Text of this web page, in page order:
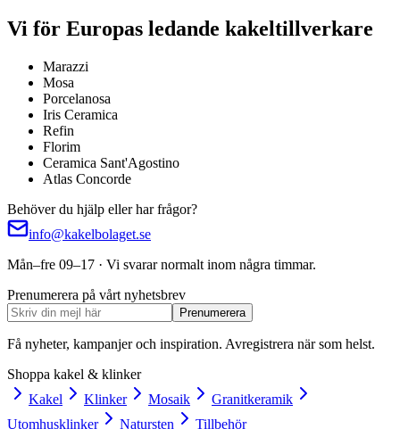
Vi för Europas ledande kakeltillverkare
Marazzi
Mosa
Porcelanosa
Iris Ceramica
Refin
Florim
Ceramica Sant'Agostino
Atlas Concorde
Behöver du hjälp eller har frågor?
info@kakelbolaget.se
Mån–fre 09–17 · Vi svarar normalt inom några timmar.
Prenumerera på vårt nyhetsbrev
Prenumerera
Få nyheter, kampanjer och inspiration. Avregistrera när som helst.
Shoppa kakel & klinker
Kakel
Klinker Mosaik
Granitkeramik
Utomhusklinker
Natursten
Tillbehör